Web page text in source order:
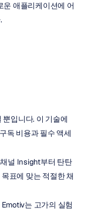
운 애플리케이션에 어
뿐입니다. 이 기술에
독 비용과 필수 액세
널 Insight부터 탄탄
표에 맞는 적절한 채
Emotiv는 고가의 실험